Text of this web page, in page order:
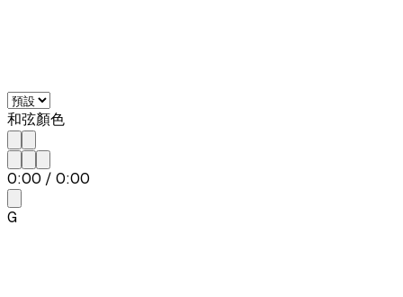
和弦顏色
0:00 / 0:00
G